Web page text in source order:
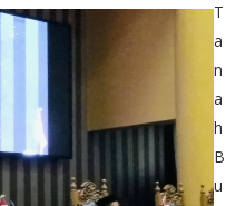
T
a
n
a
h
B
u